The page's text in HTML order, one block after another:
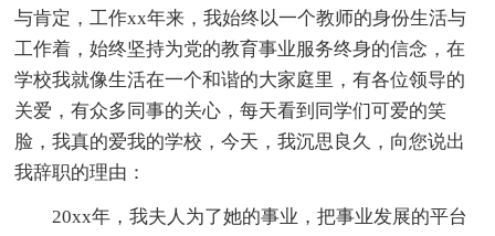
与肯定，工作xx年来，我始终以一个教师的身份生活与
工作着，始终坚持为党的教育事业服务终身的信念，在
学校我就像生活在一个和谐的大家庭里，有各位领导的
关爱，有众多同事的关心，每天看到同学们可爱的笑
脸，我真的爱我的学校，今天，我沉思良久，向您说出
我辞职的理由：
20xx年，我夫人为了她的事业，把事业发展的平台